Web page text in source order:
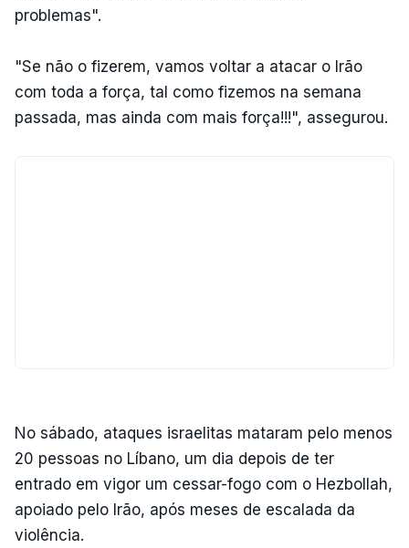
problemas".
"Se não o fizerem, vamos voltar a atacar o Irão
com toda a força, tal como fizemos na semana
passada, mas ainda com mais força!!!", assegurou.
No sábado, ataques israelitas mataram pelo menos
20 pessoas no Líbano, um dia depois de ter
entrado em vigor um cessar-fogo com o Hezbollah,
apoiado pelo Irão, após meses de escalada da
violência.